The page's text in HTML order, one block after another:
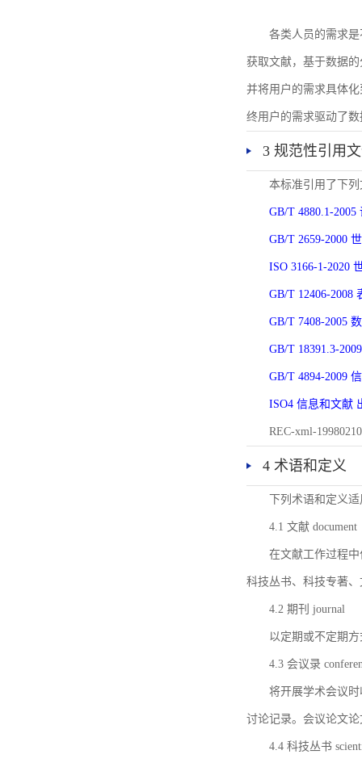
各类人员的需求
获取文献，基于数据
并将用户的需求具体
终用户的需求驱动了
3 规范性引用
本标准引用了下
GB/T 4880.1-
GB/T 2659-2000
ISO 3166-1-2020
GB/T 12406-2008
GB/T 7408-2005
GB/T 18391.3-
GB/T 4894-2009
ISO4 信息和文献
REC-xml-
4 术语和定义
下列术语和定义
4.1 文献 document
在文献工作过程
科技丛书、科技专著
4.2 期刊 journal
以定期或不定期
4.3 会议录
将开展学术会议
讨论记录。会议论文
4.4 科技丛书